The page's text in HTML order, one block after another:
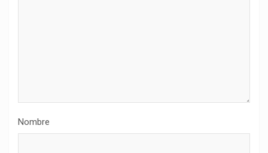
Nombre